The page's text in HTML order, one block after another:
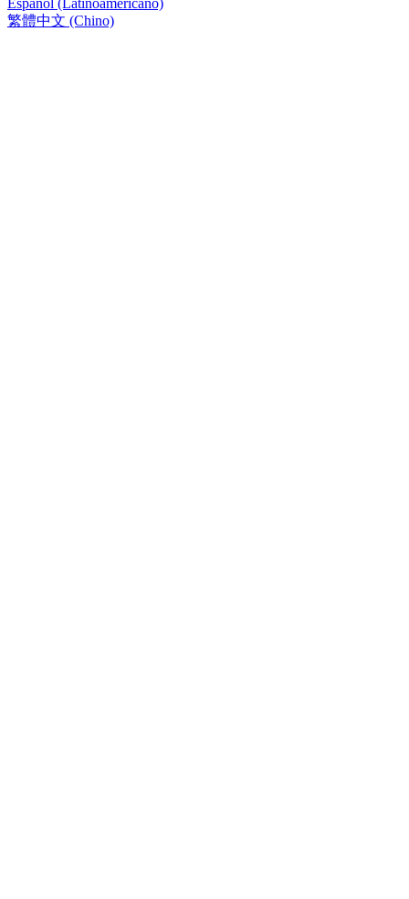
Español (Latinoamericano)
繁體中文 (Chino)